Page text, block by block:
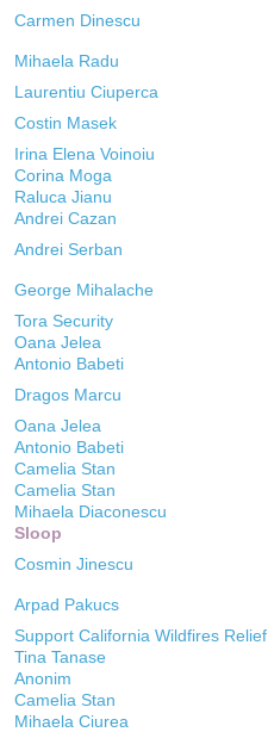
Carmen Dinescu
Mihaela Radu
Laurentiu Ciuperca
Costin Masek
Irina Elena Voinoiu
Corina Moga
Raluca Jianu
Andrei Cazan
Andrei Serban
George Mihalache
Tora Security
Oana Jelea
Antonio Babeti
Dragos Marcu
Oana Jelea
Antonio Babeti
Camelia Stan
Camelia Stan
Mihaela Diaconescu
Sloop
Cosmin Jinescu
Arpad Pakucs
Support California Wildfires Relief
Tina Tanase
Anonim
Camelia Stan
Mihaela Ciurea